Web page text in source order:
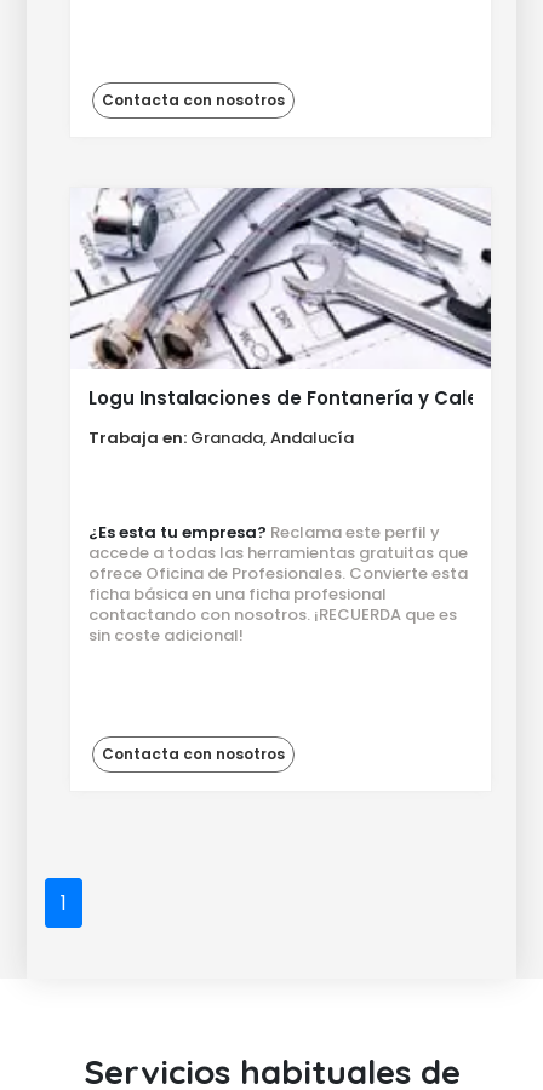
Contacta con nosotros
Logu Instalaciones de Fontanería y
Trabaja en: Granada, Andalucía
¿Es esta tu empresa? Reclama este perfil y
accede a todas las herramientas gratuitas que
ofrece Oficina de Profesionales. Convierte esta
ficha básica en una ficha profesional
contactando con nosotros. ¡RECUERDA que es
sin coste adicional!
Contacta con nosotros
1
Servicios habituales de